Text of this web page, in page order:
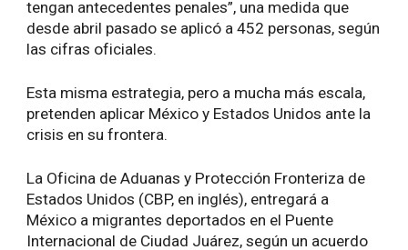
tengan antecedentes penales”, una medida que
desde abril pasado se aplicó a 452 personas, según
las cifras oficiales.
Esta misma estrategia, pero a mucha más escala,
pretenden aplicar México y Estados Unidos ante la
crisis en su frontera.
La Oficina de Aduanas y Protección Fronteriza de
Estados Unidos (CBP, en inglés), entregará a
México a migrantes deportados en el Puente
Internacional de Ciudad Juárez, según un acuerdo